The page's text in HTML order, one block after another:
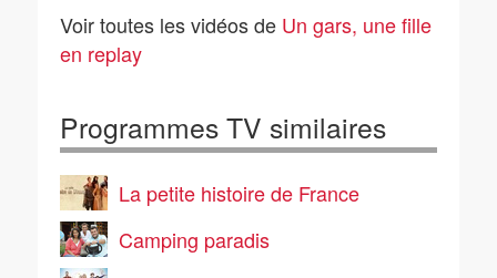
Voir toutes les vidéos de Un gars, une fille
en replay
Programmes TV similaires
La petite histoire de France
Camping paradis